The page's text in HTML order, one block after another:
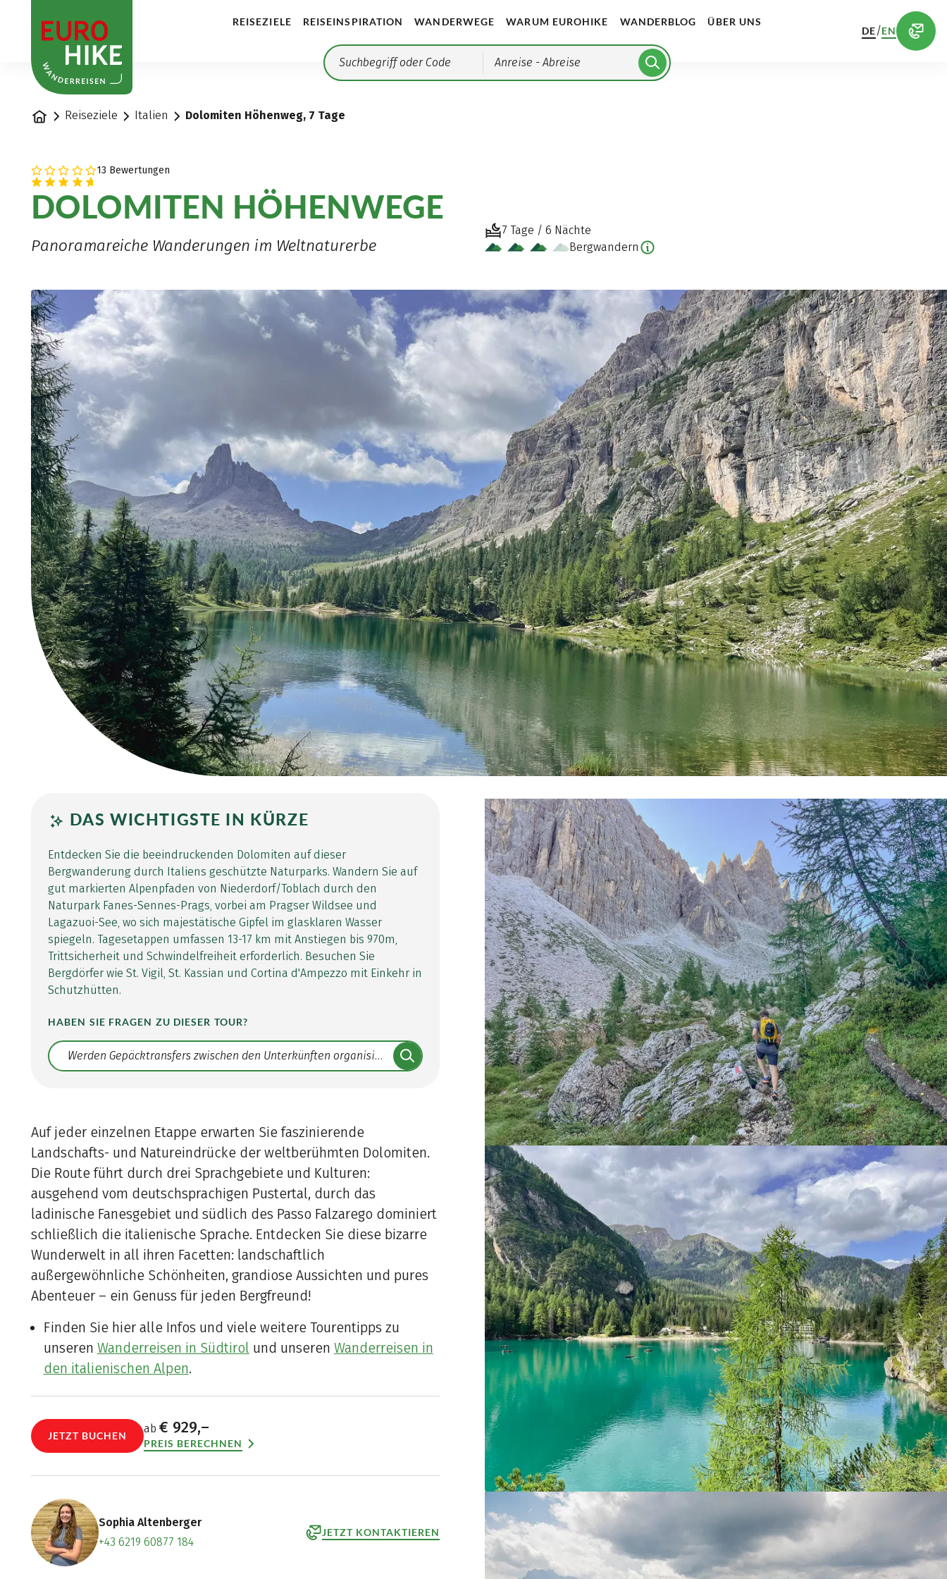
REISEZIELE REISEINSPIRATION WANDERWEGE WARUM EUROHIKE WANDERBLOG ÜBER UNS
Anreise - Abreise
DE/EN
StartseiteReiseziele Italien Dolomiten Höhenweg, 7 Tage
13 Bewertungen
DOLOMITEN HÖHENWEGE
Panoramareiche Wanderungen im Weltnaturerbe
7 Tage / 6 Nächte
Bergwandern
DAS WICHTIGSTE IN KÜRZE
Entdecken Sie die beeindruckenden Dolomiten auf dieser
Bergwanderung durch Italiens geschützte Naturparks. Wandern Sie auf
gut markierten Alpenpfaden von Niederdorf/Toblach durch den
Naturpark Fanes-Sennes-Prags, vorbei am Pragser Wildsee und
Lagazuoi-See, wo sich majestätische Gipfel im glasklaren Wasser
spiegeln. Tagesetappen umfassen 13-17 km mit Anstiegen bis 970m,
Trittsicherheit und Schwindelfreiheit erforderlich. Besuchen Sie
Bergdörfer wie St. Vigil, St. Kassian und Cortina d'Ampezzo mit Einkehr in
Schutzhütten.
HABEN SIE FRAGEN ZU DIESER TOUR?
Translate: a11y.faq.search
Auf jeder einzelnen Etappe erwarten Sie faszinierende
Landschafts- und Natureindrücke der weltberühmten Dolomiten.
Die Route führt durch drei Sprachgebiete und Kulturen:
ausgehend vom deutschsprachigen Pustertal, durch das
ladinische Fanesgebiet und südlich des Passo Falzarego dominiert
schließlich die italienische Sprache. Entdecken Sie diese bizarre
Wunderwelt in all ihren Facetten: landschaftlich
außergewöhnliche Schönheiten, grandiose Aussichten und pures
Abenteuer – ein Genuss für jeden Bergfreund!
Finden Sie hier alle Infos und viele weitere Tourentipps zu
unseren Wanderreisen in Südtirol und unseren Wanderreisen in
den italienischen Alpen.
JETZT BUCHEN
ab € 929,–
PREIS BERECHNEN
Sophia Altenberger
+43 6219 60877 184
JETZT KONTAKTIEREN